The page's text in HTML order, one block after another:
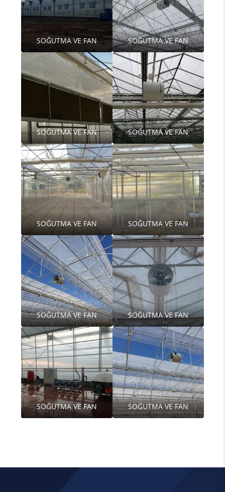
SOĞUTMA VE FAN
SOĞUTMA VE FAN
SOĞUTMA VE FAN
SOĞUTMA VE FAN
SOĞUTMA VE FAN
SOĞUTMA VE FAN
SOĞUTMA VE FAN
SOĞUTMA VE FAN
SOĞUTMA VE FAN
SOĞUTMA VE FAN